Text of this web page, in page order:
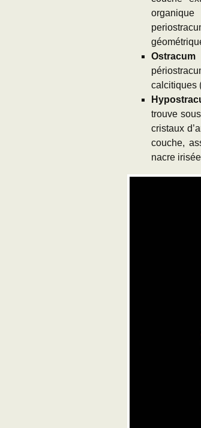
Ostracum
calcitiques
trouve
cristaux
couche,
nacre